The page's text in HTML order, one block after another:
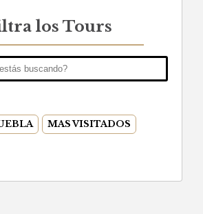
los Tours
MAS VISITADOS